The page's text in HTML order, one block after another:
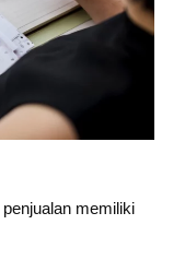
penjualan memiliki